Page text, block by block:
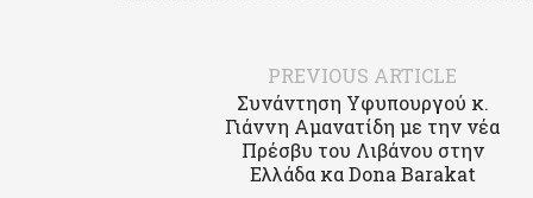
PREVIOUS ARTICLE
Συνάντηση Υφυπουργού κ.
Γιάννη Αμανατίδη με την νέα
Πρέσβυ του Λιβάνου στην
Ελλάδα κα Dona Barakat